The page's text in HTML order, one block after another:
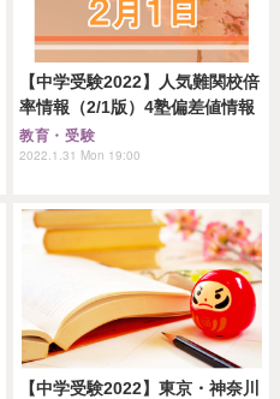
【中学受験2022】人気難関校倍
率情報（2/1版）4塾偏差値情報
教育・受験
2022.1.31 Mon 19:00
【中学受験2022】東京・神奈川